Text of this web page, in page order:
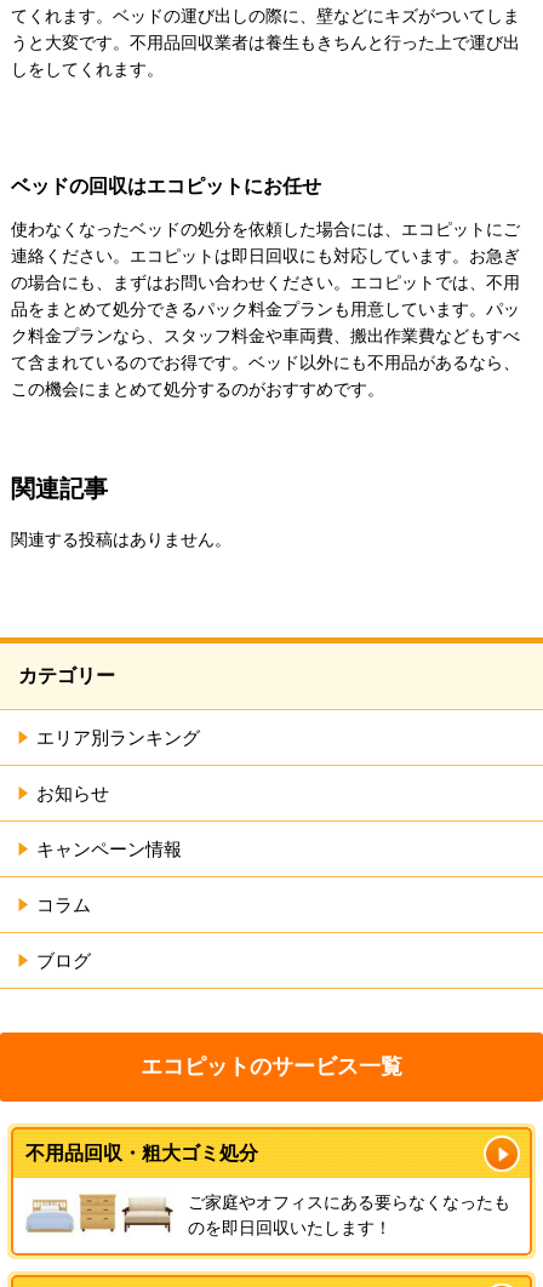
てくれます。ベッドの運び出しの際に、壁などにキズがついてしま
うと大変です。不用品回収業者は養生もきちんと行った上で運び出
しをしてくれます。
ベッドの回収はエコピットにお任せ
使わなくなったベッドの処分を依頼した場合には、エコピットにご
連絡ください。エコピットは即日回収にも対応しています。お急ぎ
の場合にも、まずはお問い合わせください。エコピットでは、不用
品をまとめて処分できるパック料金プランも用意しています。パッ
ク料金プランなら、スタッフ料金や車両費、搬出作業費などもすべ
て含まれているのでお得です。ベッド以外にも不用品があるなら、
この機会にまとめて処分するのがおすすめです。
関連記事
関連する投稿はありません。
カテゴリー
エリア別ランキング
お知らせ
キャンペーン情報
コラム
ブログ
エコピットのサービス一覧
不用品回収・粗大ゴミ処分
ご家庭やオフィスにある要らなくなったも
のを即日回収いたします！